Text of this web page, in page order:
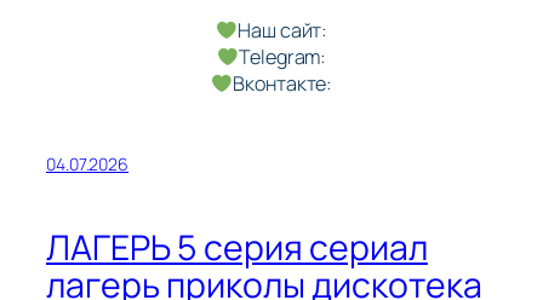
Наш сайт:
Telegram:
Вконтакте:
04.07.2026
ЛАГЕРЬ 5 серия сериал
лагерь приколы дискотека